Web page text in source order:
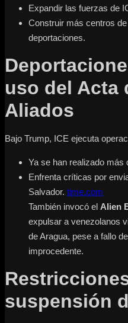
Expandir las fuerzas de
Construir más centros
deportaciones.
uso del Acta
Aliados
Bajo Trump, ICE ejecuta
Ya se han realizado más
Enfrenta críticas por
Salvador. time.com
También invocó el Alien
expulsar a venezolanos
de Aragua, pese a fallo
improcedente.
suspensión